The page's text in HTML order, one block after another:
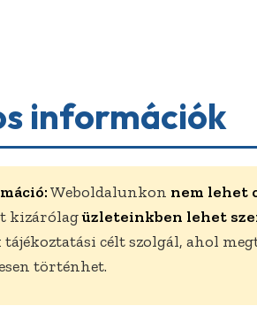
információk
Weboldalunkon nem lehet
kizárólagüzleteinkben lehet
célt szolgál, ahol
történhet.